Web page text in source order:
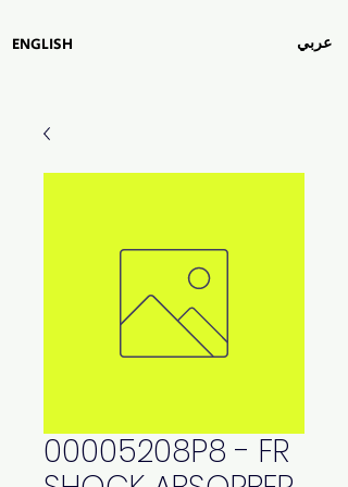
عربي ENGLISH
00005208P8 - FR